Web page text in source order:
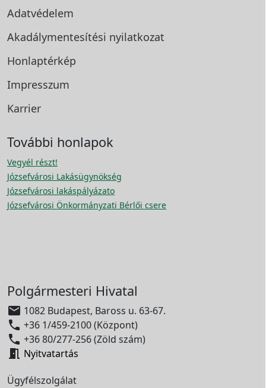
Adatvédelem
Akadálymentesítési nyilatkozat
Honlaptérkép
Impresszum
Karrier
További honlapok
Vegyél részt!
Józsefvárosi Lakásügynökség
Józsefvárosi lakáspályázato
Józsefvárosi Önkormányzati Bérlői csere
Polgármesteri Hivatal
 1082 Budapest, Baross u. 63-67.
 +36 1/459-2100 (Központ)
 +36 80/277-256 (Zöld szám)
 Nyitvatartás
Ügyfélszolgálat